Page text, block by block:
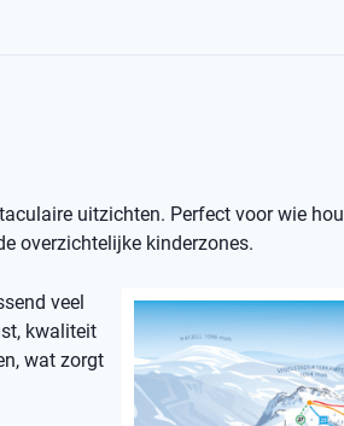
uitzichten. Perfect voor wie
overzichtelijke kinderzones.
veel
kwaliteit
wat zorgt